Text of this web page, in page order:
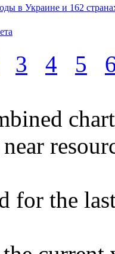
в Украине и 162
3 4 5
for the